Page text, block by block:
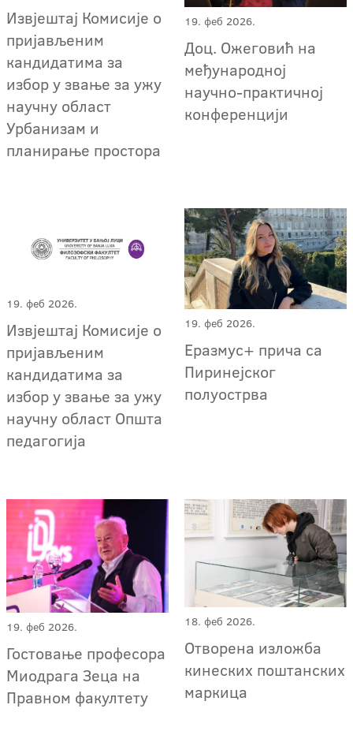
Извјештај Комисије о
пријављеним
кандидатима за
избор у звање за ужу
научну област
Урбанизам и
планирање простора
19. феб 2026.
Доц. Ожеговић на
међународној
научно-практичној
конференцији
19. феб 2026.
Извјештај Комисије о
пријављеним
кандидатима за
избор у звање за ужу
научну област Општа
педагогија
19. феб 2026.
Еразмус+ прича са
Пиринејског
полуострва
19. феб 2026.
Гостовање професора
Миодрага Зеца на
Правном факултету
18. феб 2026.
Отворена изложба
кинеских поштанских
маркица